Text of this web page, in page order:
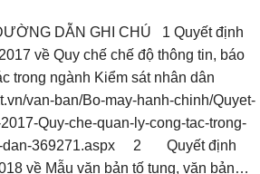
DẪN GHI CHÚ 1 Quyết định
về Quy chế chế độ thông tin, báo
trong ngành Kiểm sát nhân dân
van-ban/Bo-may-hanh-chinh/Quyet-
Quy-che-quan-ly-cong-tac-trong-
dan-369271.aspx 2 Quyết định
về Mẫu văn bản tố tụng, văn bản…